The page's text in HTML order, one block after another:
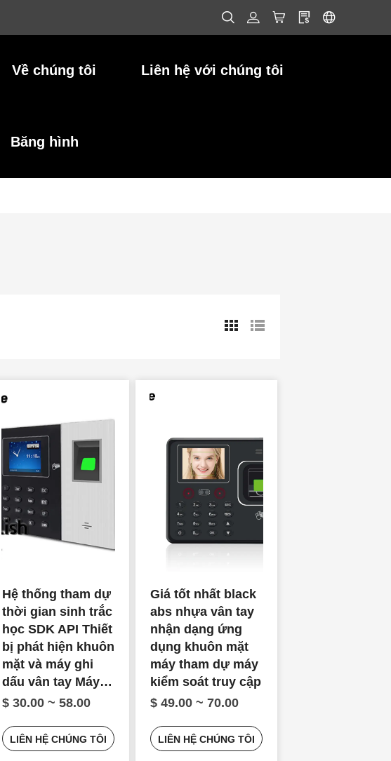
Về chúng tôi Liên hệ với chúng tôi
Băng hình
Hệ thống tham dự
thời gian sinh trắc
học SDK API Thiết
bị phát hiện khuôn
mặt và máy ghi
dấu vân tay Máy
ghi hình tham dự
$ 30.00 ~ 58.00
LIÊN HỆ CHÚNG TÔI
Giá tốt nhất black
abs nhựa vân tay
nhận dạng ứng
dụng khuôn mặt
máy tham dự máy
kiểm soát truy cập
$ 49.00 ~ 70.00
LIÊN HỆ CHÚNG TÔI